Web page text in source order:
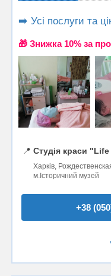
➡️ Усі послуги та
🎁 Знижка 10% за
📍 Студія краси
Харків,
м.Історичний музей
+38